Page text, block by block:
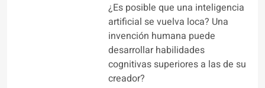
¿Es posible que una inteligencia
artificial se vuelva loca? Una
invención humana puede
desarrollar habilidades
cognitivas superiores a las de su
creador?